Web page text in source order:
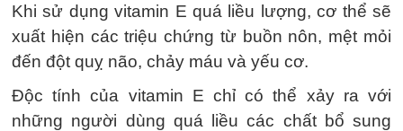
Khi sử dụng vitamin E quá liều lượng, cơ thể sẽ
xuất hiện các triệu chứng từ buồn nôn, mệt mỏi
đến đột quỵ não, chảy máu và yếu cơ.
Độc tính của vitamin E chỉ có thể xảy ra với
những người dùng quá liều các chất bổ sung